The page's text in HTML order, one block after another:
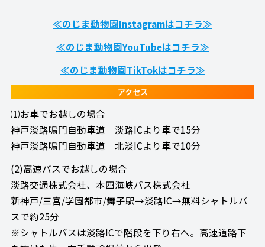
≪のじま動物園Instagramはコチラ≫
≪のじま動物園YouTubeはコチラ≫
≪のじま動物園TikTokはコチラ≫
アクセス
⑴お車でお越しの場合
神戸淡路鳴門自動車道 淡路ICより車で15分
神戸淡路鳴門自動車道 北淡ICより車で10分
(2)高速バスでお越しの場合
淡路交通株式会社、本四海峡バス株式会社
新神戸/三宮/学園都市/舞子駅→淡路IC→無料シャトルバ
スで約25分
※シャトルバスは淡路ICで階段を下り右へ。高速道路下